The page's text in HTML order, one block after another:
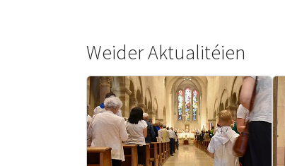
Weider Aktualitéien